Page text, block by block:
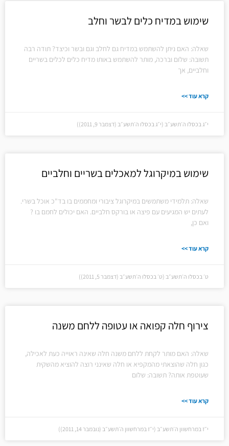
שימוש במדיח כלים לבשר וחלב
שאלה: האם ניתן להשתמש במדיח גם לחלב וגם ובשר וכיצד? תודה רבה
תשובה: שלום וברכה, מותר להשתמש באותו מדיח כלים לכלים בשריים
וחלביים, אך
קרא עוד >>
י״ג בכסלו ה׳תשע״ב (י״ג בכסלו ה׳תשע״ב (דצמבר 9, 2011))
שימוש במיקרוגל למאכלים בשריים וחלביים
שאלה: תלמידי משתמשים במיקרוגל ציבורי ומחממים בו בד"כ אוכל בשרי.
לעתים יש המגיעים עם פיצה או בורקס חלביים. האם יכולים לחמם בו ?
ואם כן,
קרא עוד >>
ט׳ בכסלו ה׳תשע״ב (ט׳ בכסלו ה׳תשע״ב (דצמבר 5, 2011))
צירוף חלה קפואה או עטופה ללחם משנה
שאלה: האם מותר לקחת ללחם משנה חלה שאינה ראוייה כעת לאכילה,
כגון חלה שהוצאתי מהמקפיא או חלה שאינני רוצה להוציא מהשקית
שעוטפת אותה? תשובה: שלום
קרא עוד >>
י״ז במרחשוון ה׳תשע״ב (י״ז במרחשוון ה׳תשע״ב (נובמבר 14, 2011))